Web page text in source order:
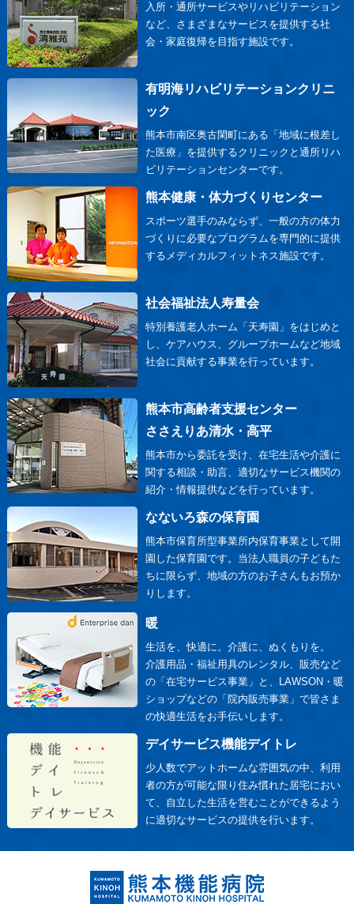
入所・通所サービスやリハビリテーション
など、さまざまなサービスを提供する社
会・家庭復帰を目指す施設です。
有明海リハビリテーションクリニ
ック
熊本市南区奥古閑町にある「地域に根差し
た医療」を提供するクリニックと通所リハ
ビリテーションセンターです。
熊本健康・体力づくりセンター
スポーツ選手のみならず、一般の方の体力
づくりに必要なプログラムを専門的に提供
するメディカルフィットネス施設です。
社会福祉法人寿量会
特別養護老人ホーム「天寿園」をはじめと
し、ケアハウス、グループホームなど地域
社会に貢献する事業を行っています。
熊本市高齢者支援センター
ささえりあ清水・高平
熊本市から委託を受け、在宅生活や介護に
関する相談・助言、適切なサービス機関の
紹介・情報提供などを行っています。
なないろ森の保育園
熊本市保育所型事業所内保育事業として開
園した保育園です。当法人職員の子どもた
ちに限らず、地域の方のお子さんもお預か
りします。
暖
生活を、快適に。介護に、ぬくもりを。
介護用品・福祉用具のレンタル、販売など
の「在宅サービス事業」と、LAWSON・暖
ショップなどの「院内販売事業」で皆さま
の快適生活をお手伝いします。
デイサービス機能デイトレ
少人数でアットホームな雰囲気の中、利用
者の方が可能な限り住み慣れた居宅におい
て、自立した生活を営むことができるよう
に適切なサービスの提供を行います。